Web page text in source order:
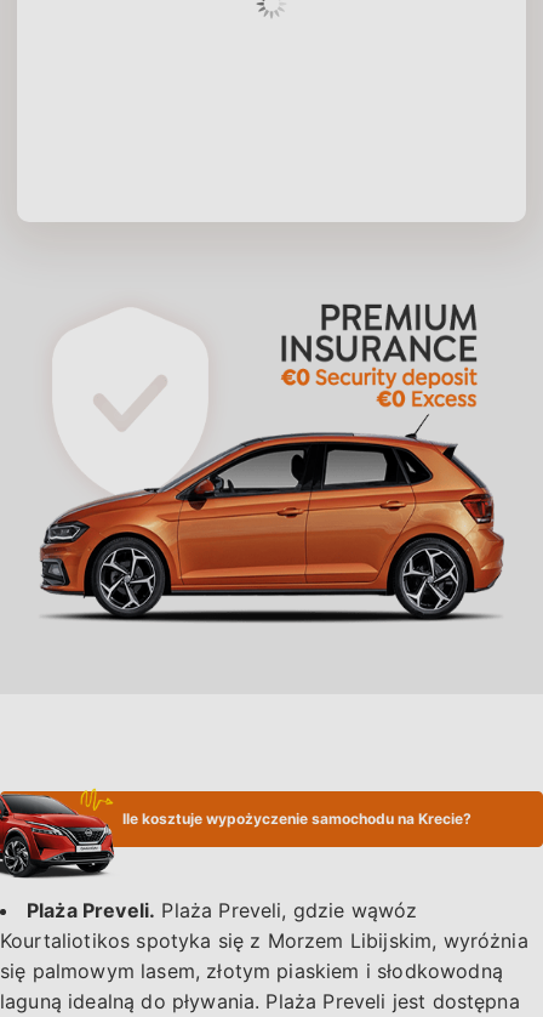
Ile kosztuje wypożyczenie samochodu na Krecie?
Plaża Preveli. Plaża Preveli, gdzie wąwóz
Kourtaliotikos spotyka się z Morzem Libijskim, wyróżnia
się palmowym lasem, złotym piaskiem i słodkowodną
laguną idealną do pływania. Plaża Preveli jest dostępna